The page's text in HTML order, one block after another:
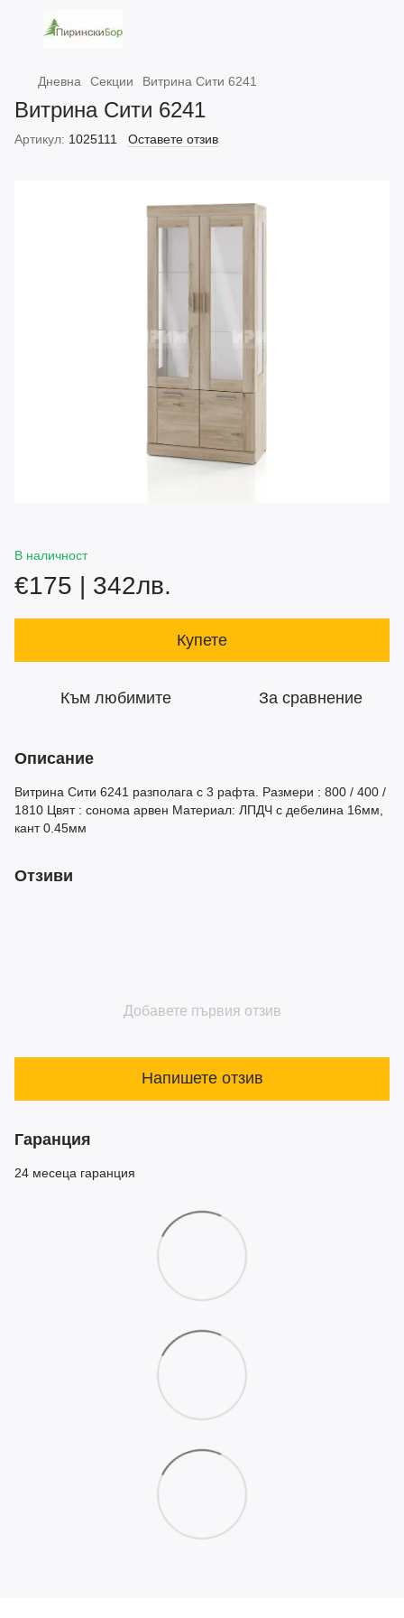
Дневна Секции Витрина Сити 6241
Витрина Сити 6241
Артикул: 1025111 Оставете отзив
В наличност
€175 | 342лв.
Купете
Към любимите За сравнение
Описание
Витрина Сити 6241 разполага с 3 рафта. Размери : 800 / 400 /
1810 Цвят : сонома арвен Материал: ЛПДЧ с дебелина 16мм,
кант 0.45мм
Отзиви
Добавете първия отзив
Напишете отзив
Гаранция
24 месеца гаранция